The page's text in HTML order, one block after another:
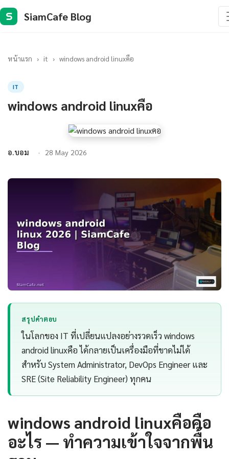
S SiamCafe Blog
หน้าแรก › it › windows android linuxคือ
IT
windows android linuxคือ
อ.บอม 28 May 2026
สรุปคำตอบ
ในโลกของ IT ที่เปลี่ยนแปลงอย่างรวดเร็ว windows
android linuxคือ ได้กลายเป็นเครื่องมือที่ขาดไม่ได้
สำหรับ System Administrator, DevOps Engineer และ
SRE (Site Reliability Engineer) ทุกคน
windows android linuxคือคือ
อะไร — ทำความเข้าใจจากพื้น